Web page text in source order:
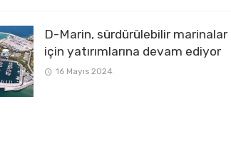
D-Marin, sürdürülebilir marinalar
için yatırımlarına devam ediyor
16 Mayıs 2024